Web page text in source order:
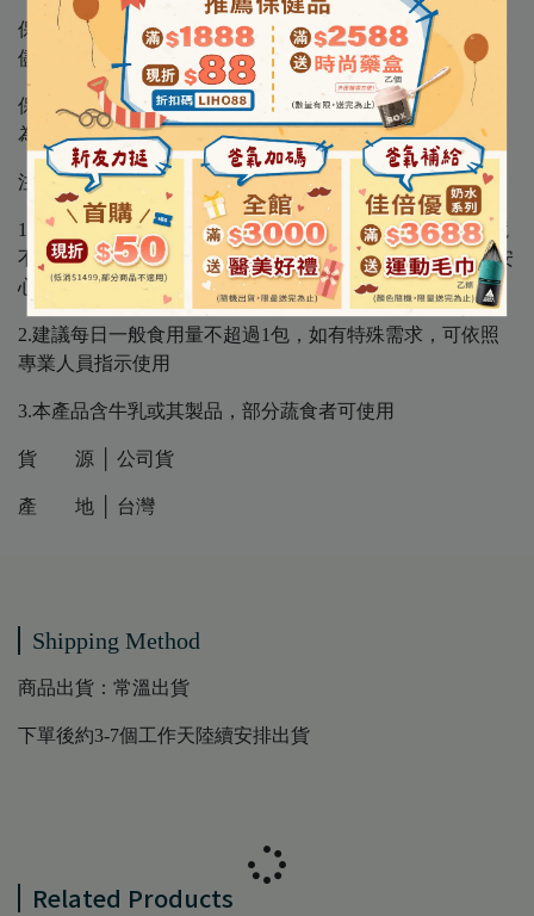
保存方法 │ 請置於陰涼乾燥處，避免陽光直射。開封後請
儘速食用完畢，以確保產品品質。
保存期限 │ 15個月 ( 因每批效期可能不同,請以外包裝標示
為準 )
注意事項｜
1.本品含萃取物，每批色澤可能有些微差異，並因儲存環境
不同而有輕微結粒現象，皆為正常狀況，不影響產品，請安
心食用
2.建議每日一般食用量不超過1包，如有特殊需求，可依照
專業人員指示使用
3.本產品含牛乳或其製品，部分蔬食者可使用
貨 源 │ 公司貨
產 地 │ 台灣
Shipping Method
商品出貨：常溫出貨
下單後約3-7個工作天陸續安排出貨
Related Products